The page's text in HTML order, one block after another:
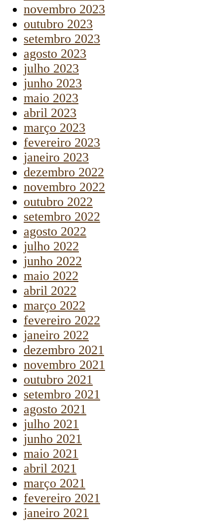
novembro 2023
outubro 2023
setembro 2023
agosto 2023
julho 2023
junho 2023
maio 2023
abril 2023
março 2023
fevereiro 2023
janeiro 2023
dezembro 2022
novembro 2022
outubro 2022
setembro 2022
agosto 2022
julho 2022
junho 2022
maio 2022
abril 2022
março 2022
fevereiro 2022
janeiro 2022
dezembro 2021
novembro 2021
outubro 2021
setembro 2021
agosto 2021
julho 2021
junho 2021
maio 2021
abril 2021
março 2021
fevereiro 2021
janeiro 2021